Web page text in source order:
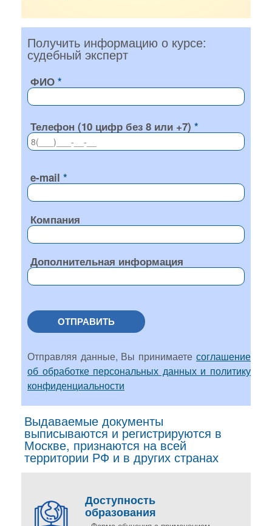
Получить информацию о курсе:
судебный эксперт
ФИО
Телефон (10 цифр без 8 или +7)
e-mail
Компания
Дополнительная информация
ОТПРАВИТЬ
Отправляя данные, Вы принимаете соглашение
об обработке персональных данных и политику
конфиденциальности
Выдаваемые документы
выписываются и регистрируются в
Москве, признаются на всей
территории РФ и в других странах
Доступность
образования